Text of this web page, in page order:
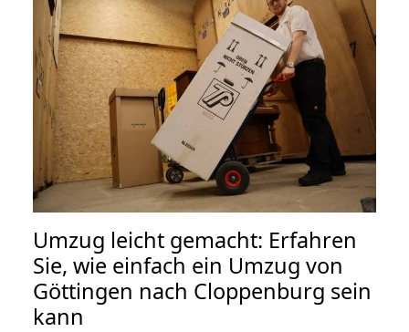
Umzug leicht gemacht: Erfahren
Sie, wie einfach ein Umzug von
Göttingen nach Cloppenburg sein
kann